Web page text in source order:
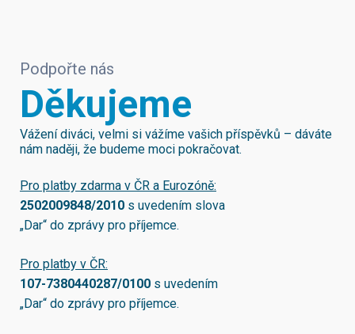
Podpořte nás
Děkujeme
Vážení diváci, velmi si vážíme vašich příspěvků – dáváte
nám naději, že budeme moci pokračovat.
Pro platby zdarma v ČR a Eurozóně:
2502009848/2010 s uvedením slova
„Dar“ do zprávy pro příjemce.
Pro platby v ČR:
107-7380440287/0100 s uvedením
„Dar“ do zprávy pro příjemce.